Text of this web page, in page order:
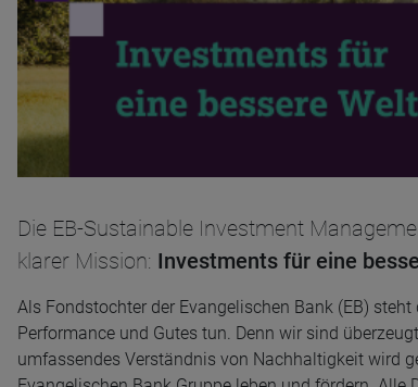
Die EB-Sustainable Investment
klarer Mission: Investments für eine
Als Fondstochter der Evangelischen Bank (EB)
Performance und Gutes tun. Denn wir sind
umfassendes Verständnis von Nachhaltigkeit wird